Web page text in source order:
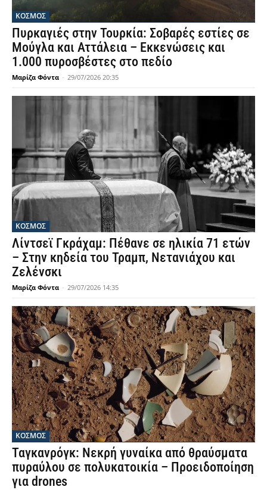
ΚΟΣΜΟΣ
Πυρκαγιές στην Τουρκία: Σοβαρές εστίες σε
Μούγλα και Αττάλεια – Εκκενώσεις και
1.000 πυροσβέστες στο πεδίο
Μαρίζα Φόντα - 29/07/2026 20:35
ΚΟΣΜΟΣ
Λίντσεϊ Γκράχαμ: Πέθανε σε ηλικία 71 ετών
– Στην κηδεία του Τραμπ, Νετανιάχου και
Ζελένσκι
Μαρίζα Φόντα - 29/07/2026 14:35
ΚΟΣΜΟΣ
Ταγκανρόγκ: Νεκρή γυναίκα από θραύσματα
πυραύλου σε πολυκατοικία – Προειδοποίηση
για drones